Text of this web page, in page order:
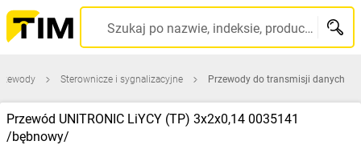
Szukaj po nazwie, indeksie, producencie, kodzie kreskowym...
Sterownicze i sygnalizacyjne Przewody do transmisji danych
Przewód UNITRONIC LiYCY (TP) 3x2x0,14 0035141
/bębnowy/